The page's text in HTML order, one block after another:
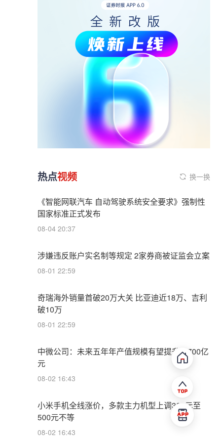
热点视频 换一换
《智能网联汽车 自动驾驶系统安全要求》强制性
国家标准正式发布
08-04 20:37
涉嫌违反账户实名制等规定 2家券商被证监会立案
08-01 22:59
奇瑞海外销量首破20万大关 比亚迪近18万、吉利
破10万
08-01 22:59
中微公司：未来五年年产值规模有望提升至700亿
元
08-02 16:43
小米手机全线涨价，多款主力机型上调300元至
500元不等
08-02 16:43